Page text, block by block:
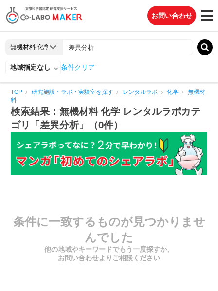
お問い合わせ
地域指定なし 条件クリア
TOP 研究施設・ラボ・実験室を探す レンタルラボ 化学
無機材
料
検索結果：無機材料 化学 レンタルラボカテ
ゴリ「差異分析」（0件）
条件に一致するものが見つかりませ
んでした
他の地域やキーワードでもう一度探すか、
お問い合わせよりご相談ください